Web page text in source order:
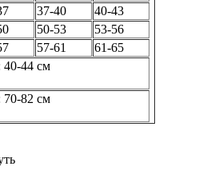
37-40
40-43
50-53
53-56
57-61
61-65
40-44 см
70-82 см